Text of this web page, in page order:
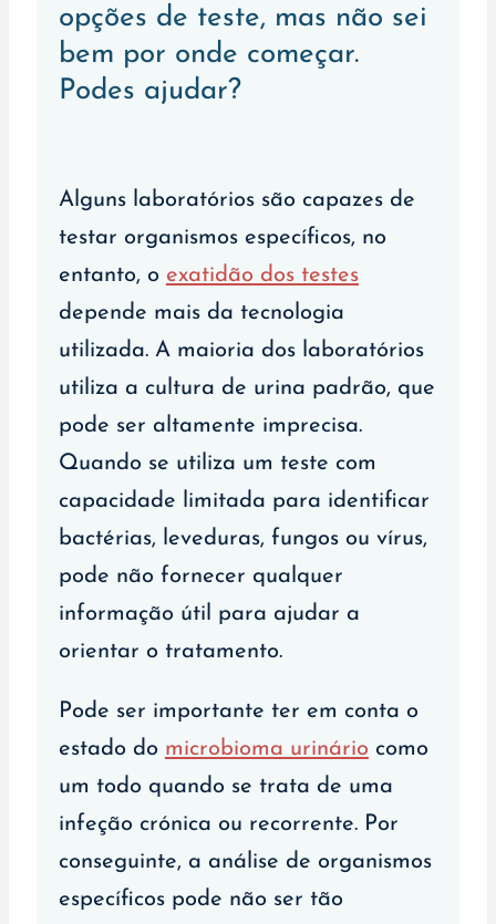
opções de teste, mas não sei
bem por onde começar.
Podes ajudar?
Alguns laboratórios são capazes de
testar organismos específicos, no
entanto, o exatidão dos testes
depende mais da tecnologia
utilizada. A maioria dos laboratórios
utiliza a cultura de urina padrão, que
pode ser altamente imprecisa.
Quando se utiliza um teste com
capacidade limitada para identificar
bactérias, leveduras, fungos ou vírus,
pode não fornecer qualquer
informação útil para ajudar a
orientar o tratamento.
Pode ser importante ter em conta o
estado do microbioma urinário como
um todo quando se trata de uma
infeção crónica ou recorrente. Por
conseguinte, a análise de organismos
específicos pode não ser tão